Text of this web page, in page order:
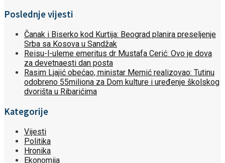
Poslednje vijesti
Čanak i Biserko kod Kurtija: Beograd planira preseljenje
Srba sa Kosova u Sandžak
Reisu-l-uleme emeritus dr Mustafa Cerić: Ovo je dova
za devetnaesti dan posta
Rasim Ljajić obećao, ministar Memić realizovao: Tutinu
odobreno 55miliona za Dom kulture i uređenje školskog
dvorišta u Ribarićima
Kategorije
Vijesti
Politika
Hronika
Ekonomija